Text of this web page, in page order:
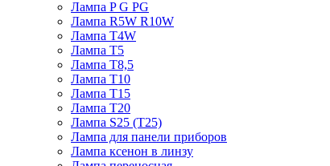
Лампа P G PG
Лампа R5W R10W
Лампа T4W
Лампа T5
Лампа T8,5
Лампа T10
Лампа T15
Лампа T20
Лампа S25 (T25)
Лампа для панели приборов
Лампа ксенон в линзу